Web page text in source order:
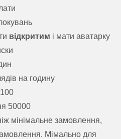
відкритим і мати аватарку
на годину
50000
мінімальне замовлення,
Мімально для